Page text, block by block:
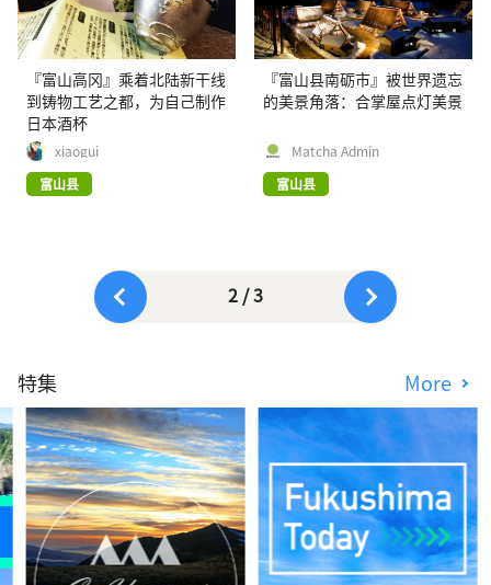
『富山高冈』乘着北陆新干线
到铸物工艺之都，为自己制作
日本酒杯
xiaogui
富山县
『富山县南砺市』被世界遗忘
的美景角落：合掌屋点灯美景
Matcha Admin
富山县
2 / 3
特集 More